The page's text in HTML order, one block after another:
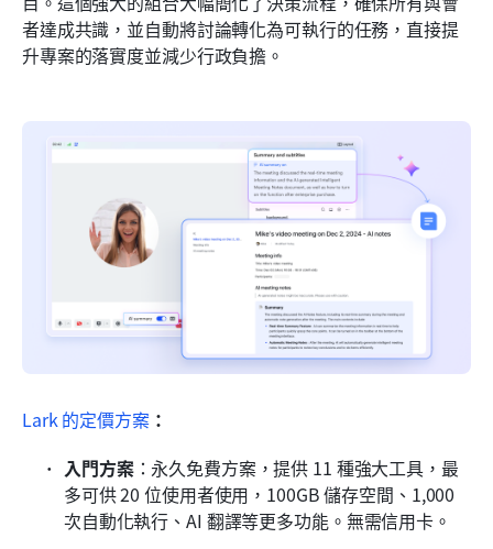
者達成共識，並自動將討論轉化為可執行的任務，直接提
升專案的落實度並減少行政負擔。
Lark 的定價方案：
入門方案：永久免費方案，提供 11 種強大工具，最
多可供 20 位使用者使用，100GB 儲存空間、1,000
次自動化執行、AI 翻譯等更多功能。無需信用卡。